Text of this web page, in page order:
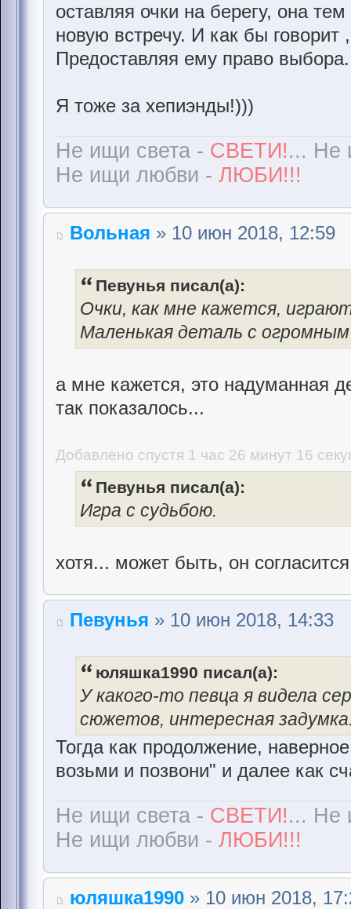
оставляя очки на берегу, она
новую встречу. И как бы
Предоставляя ему право
Я тоже за хепиэнды!)))
Не ищи света - СВЕТИ!... Не
Не ищи любви - ЛЮБИ!!!
Вольная » 10 июн 2018, 12:59
Певунья писал(а):
Очки, как мне кажется,
Маленькая деталь с
а мне кажется, это надуманная
так показалось...
Добавлено спустя 1 час 26 минут 16
Певунья писал(а):
Игра с судьбою.
хотя... может быть, он
Певунья » 10 июн 2018, 14:33
юляшка1990 писал(а):
У какого-то певца я видела
сюжетов, интересная
Тогда как продолжение,
возьми и позвони" и далее как
Не ищи света - СВЕТИ!... Не
Не ищи любви - ЛЮБИ!!!
юляшка1990 » 10 июн 2018,